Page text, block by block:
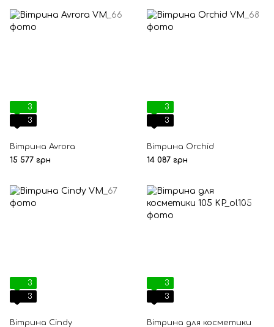
3
3
Вітрина Avrora
15 577 грн
3
3
Вітрина Orchid
14 087 грн
3
3
Вітрина Сindy
3
3
Вітрина для косметики